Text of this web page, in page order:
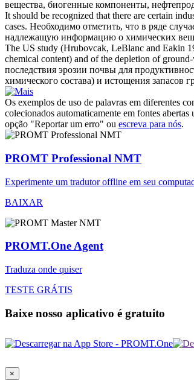
вещества, биогенные компоненты,
It should be recognized that there are certain
cases. Необходимо отметить, что в ряде
надлежащую информацию о химических
The US study (Hrubovcak, LeBlanc and Eakin
chemical content) and of the depletion of
последствия эрозии почвы для
химического состава) и истощения запасов
Os exemplos de uso de palavras em diferentes
colecionados automaticamente em fontes
opção "Reportar um erro" ou escreva para nós.
PROMT Professional NMT
Experimente um tradutor offline em seu
BAIXAR
PROMT.One Agent
Traduza onde quiser
TESTE GRÁTIS
Baixe nosso aplicativo é gratuito
×